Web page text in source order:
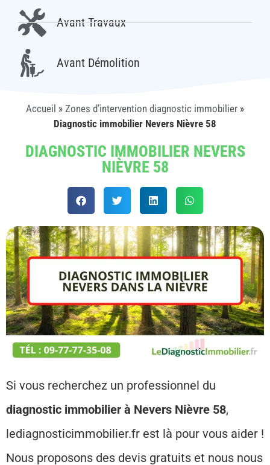
Avant Travaux
Avant Démolition
Accueil » Zones d’intervention diagnostic immobilier »
Diagnostic immobilier Nevers Nièvre 58
DIAGNOSTIC IMMOBILIER NEVERS
NIÈVRE 58
Si vous recherchez un professionnel du
diagnostic immobilier à Nevers Nièvre 58,
lediagnosticimmobilier.fr est là pour vous aider !
Nous proposons des devis gratuits et nous nous